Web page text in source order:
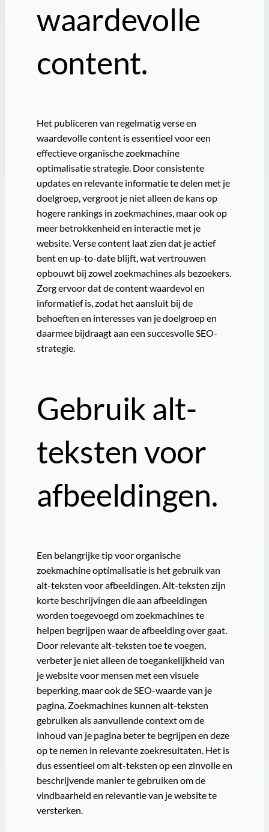
waardevolle
content.
Het publiceren van regelmatig verse en
waardevolle content is essentieel voor een
effectieve organische zoekmachine
optimalisatie strategie. Door consistente
updates en relevante informatie te delen met je
doelgroep, vergroot je niet alleen de kans op
hogere rankings in zoekmachines, maar ook op
meer betrokkenheid en interactie met je
website. Verse content laat zien dat je actief
bent en up-to-date blijft, wat vertrouwen
opbouwt bij zowel zoekmachines als bezoekers.
Zorg ervoor dat de content waardevol en
informatief is, zodat het aansluit bij de
behoeften en interesses van je doelgroep en
daarmee bijdraagt aan een succesvolle SEO-
strategie.
Gebruik alt-
teksten voor
afbeeldingen.
Een belangrijke tip voor organische
zoekmachine optimalisatie is het gebruik van
alt-teksten voor afbeeldingen. Alt-teksten zijn
korte beschrijvingen die aan afbeeldingen
worden toegevoegd om zoekmachines te
helpen begrijpen waar de afbeelding over gaat.
Door relevante alt-teksten toe te voegen,
verbeter je niet alleen de toegankelijkheid van
je website voor mensen met een visuele
beperking, maar ook de SEO-waarde van je
pagina. Zoekmachines kunnen alt-teksten
gebruiken als aanvullende context om de
inhoud van je pagina beter te begrijpen en deze
op te nemen in relevante zoekresultaten. Het is
dus essentieel om alt-teksten op een zinvolle en
beschrijvende manier te gebruiken om de
vindbaarheid en relevantie van je website te
versterken.